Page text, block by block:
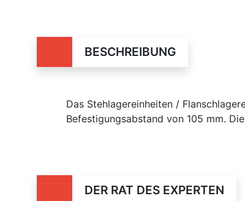
BESCHREIBUNG
Das Stehlagereinheiten /
Befestigungsabstand von 105 mm.
DER RAT DES EXPERTEN